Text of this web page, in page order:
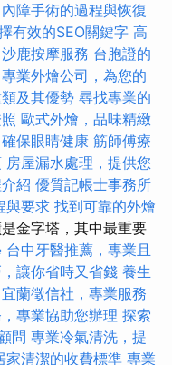
障手術的過程與恢復
有效的SEO關鍵字 高
沙鹿按摩服務 台胞證的
專業外燴公司，為您的
及其優勢 尋找專業的
歐式外燴，品味精緻
保眼睛健康 筋師傅療
房屋漏水處理，提供您
紹 優質記帳士事務所
與要求 找到可靠的外燴
金字塔，其中最重要
台中牙醫推薦，專業且
讓你省時又省錢 養生
宜蘭徵信社，專業服務
專業協助您辦理 探索
問 專業冷氣清洗，提
家清潔的收費標準 專業